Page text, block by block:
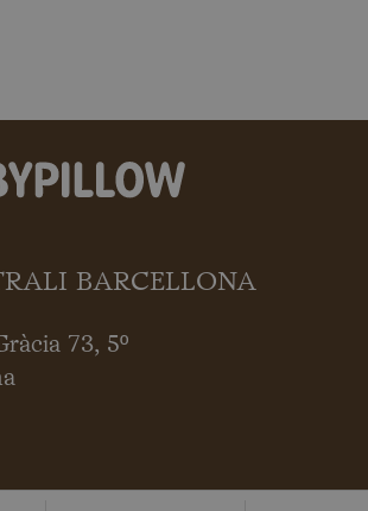
BARCELLONA
73, 5º